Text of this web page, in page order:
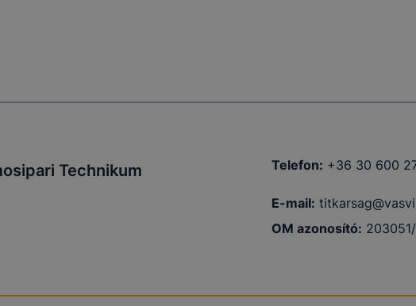
Technikum Telefon: +36 30 600
E-mail:
OM azonosító: